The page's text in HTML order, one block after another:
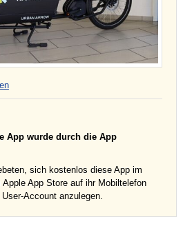
App wurde durch die App
sich kostenlos diese App im
App Store auf ihr Mobiltelefon
Account anzulegen.